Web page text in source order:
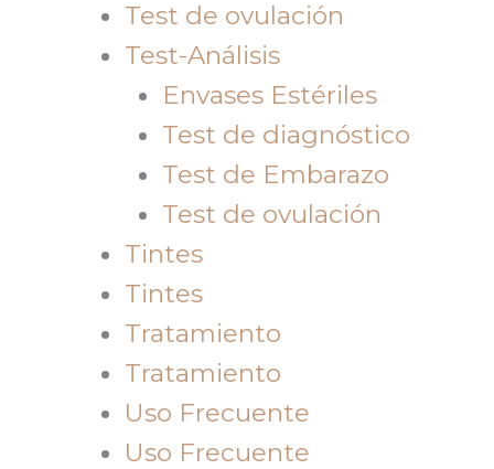
Test de ovulación
Test-Análisis
Envases Estériles
Test de diagnóstico
Test de Embarazo
Test de ovulación
Tintes
Tintes
Tratamiento
Tratamiento
Uso Frecuente
Uso Frecuente